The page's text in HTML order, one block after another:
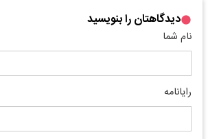
دیدگاهتان را بنویسید
نام شما
رایانامه